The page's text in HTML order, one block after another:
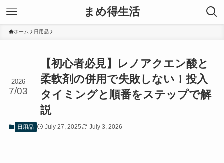
まめ得生活
ホーム 日用品
【初心者必見】レノアクエン酸と
柔軟剤の併用で失敗しない！投入
タイミングと順番をステップで解
説
2026
7/03
日用品 July 27, 2025 July 3, 2026